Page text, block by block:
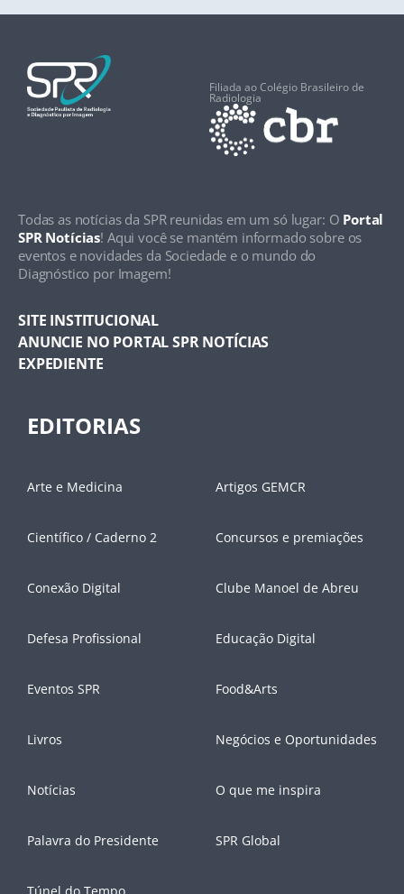
Filiada ao Colégio Brasileiro de
Radiologia
Todas as notícias da SPR reunidas em um só lugar: O Portal
SPR Notícias! Aqui você se mantém informado sobre os
eventos e novidades da Sociedade e o mundo do
Diagnóstico por Imagem!
SITE INSTITUCIONAL
ANUNCIE NO PORTAL SPR NOTÍCIAS
EXPEDIENTE
EDITORIAS
Arte e Medicina Artigos GEMCR
Científico / Caderno 2 Concursos e premiações
Conexão Digital Clube Manoel de Abreu
Defesa Profissional Educação Digital
Eventos SPR Food&Arts
Livros Negócios e Oportunidades
Notícias O que me inspira
Palavra do Presidente SPR Global